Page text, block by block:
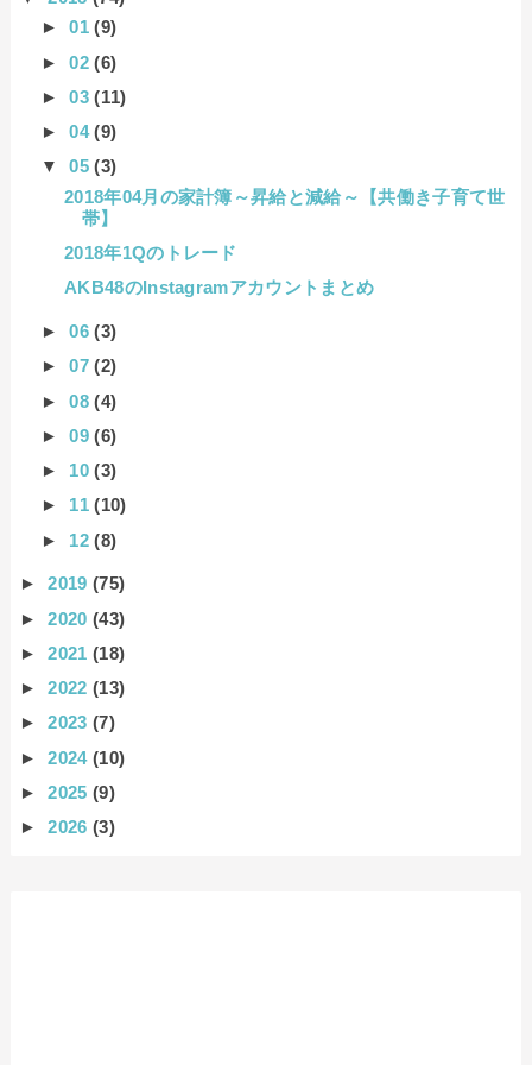
►01(9)
►02(6)
►03(11)
►04(9)
▼05(3)
2018年04月の家計簿～昇給と減給～【共働き子育て世
帯】
2018年1Qのトレード
AKB48のInstagramアカウントまとめ
►06(3)
►07(2)
►08(4)
►09(6)
► 10(3)
► 11(10)
► 12(8)
►2019(75)
►2020(43)
►2021(18)
►2022(13)
►2023(7)
►2024(10)
►2025(9)
►2026(3)